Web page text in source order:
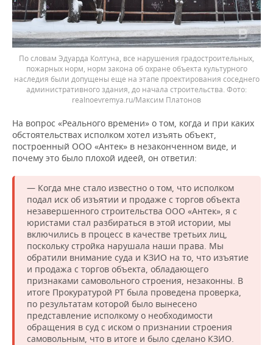
По словам Эдуарда Колтуна, все нарушения градостроительных,
пожарных норм, норм закона об охране объекта культурного
наследия были допущены еще на этапе проектирования соседнего
административного здания, до начала строительства.
realnoevremya.ru/Максим Платонов
На вопрос «Реального времени» о том, когда и при каких
обстоятельствах исполком хотел изъять объект,
построенный ООО «Антек» в незаконченном виде, и
почему это было плохой идеей, он ответил:
— Когда мне стало известно о том, что исполком
подал иск об изъятии и продаже с торгов объекта
незавершенного строительства ООО «Антек», я с
юристами стал разбираться в этой истории, мы
включились в процесс в качестве третьих лиц,
поскольку стройка нарушала наши права. Мы
обратили внимание суда и КЗИО на то, что изъятие
и продажа с торгов объекта, обладающего
признаками самовольного строения, незаконны. В
итоге Прокуратурой РТ была проведена проверка,
по результатам которой было вынесено
представление исполкому о необходимости
обращения в суд с иском о признании строения
самовольным, что в итоге и было сделано КЗИО.